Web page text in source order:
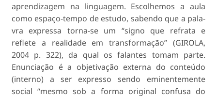
aprendizagem na linguagem. Escolhemos a aula
como espaço-tempo de estudo, sabendo que a pala­
vra expressa torna-se um “signo que refrata e
reflete a realidade em transformação” (GIROLA,
2004 p. 322), da qual os falantes tomam parte.
Enunciação é a objetivação externa do conteúdo
(interno) a ser expresso sendo eminentemente
social “mesmo sob a forma original confusa do